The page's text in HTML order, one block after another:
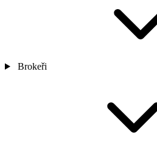
Brokeři